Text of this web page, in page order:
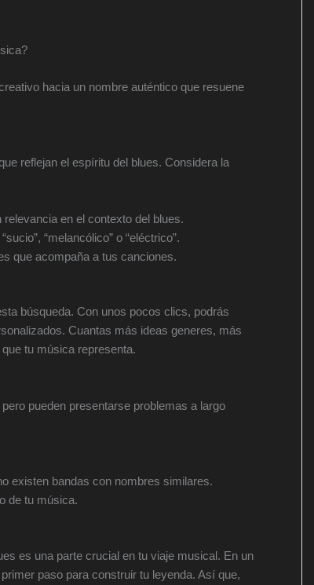
hacia un nombre auténtico que resuene
reflejan el espíritu del blues. Considera la
en el contexto del blues.
“melancólico” o “eléctrico”.
que acompaña a tus canciones.
búsqueda. Con unos pocos clics, podrás
Cuantas más ideas generes, más
tu música representa.
pueden presentarse problemas a largo
existen bandas con nombres similares.
de tu música.
es una parte crucial en tu viaje musical. En un
paso para construir tu leyenda. Así que,